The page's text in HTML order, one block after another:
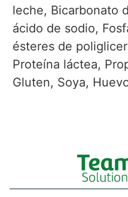
leche, Bicarbonato
ácido de sodio,
ésteres de
Proteína láctea,
Gluten, Soya,